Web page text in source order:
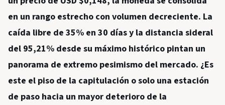
en un rango estrecho con volumen decreciente. La
caída libre de 35% en 30 días y la distancia sideral
del 95,21% desde su máximo histórico pintan un
panorama de extremo pesimismo del mercado. ¿Es
este el piso de la capitulación o solo una estación
de paso hacia un mayor deterioro de la